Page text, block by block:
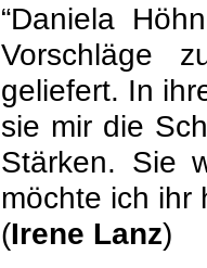
“Daniela
Vorschläge
geliefert. In
sie mir die
Stärken. Sie
möchte ich ihr
(Irene Lanz)